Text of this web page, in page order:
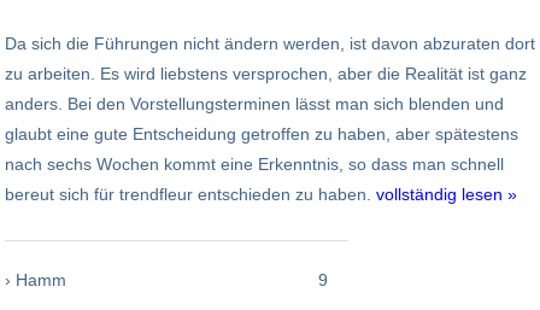
Da sich die Führungen nicht ändern werden, ist davon abzuraten dort
zu arbeiten. Es wird liebstens versprochen, aber die Realität ist ganz
anders. Bei den Vorstellungsterminen lässt man sich blenden und
glaubt eine gute Entscheidung getroffen zu haben, aber spätestens
nach sechs Wochen kommt eine Erkenntnis, so dass man schnell
bereut sich für trendfleur entschieden zu haben. vollständig lesen »
› Hamm 9